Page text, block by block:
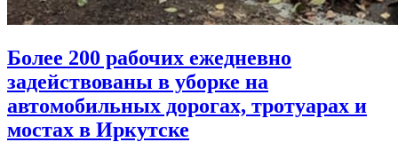
Более 200 рабочих ежедневно
задействованы в уборке на
автомобильных дорогах, тротуарах и
мостах в Иркутске